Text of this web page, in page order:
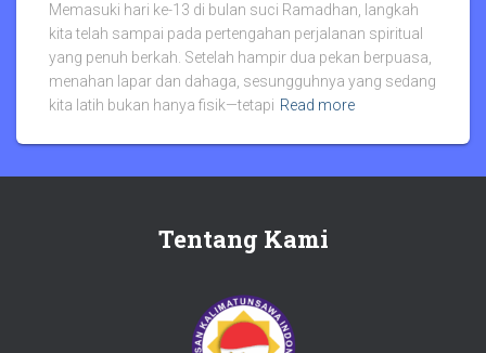
Memasuki hari ke-13 di bulan suci Ramadhan, langkah
kita telah sampai pada pertengahan perjalanan spiritual
yang penuh berkah. Setelah hampir dua pekan berpuasa,
menahan lapar dan dahaga, sesungguhnya yang sedang
kita latih bukan hanya fisik—tetapi Read more
Tentang Kami